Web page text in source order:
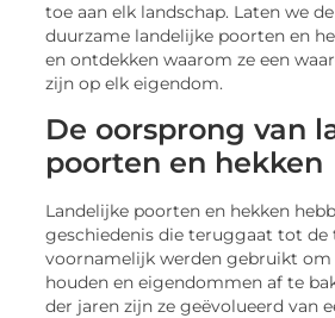
toe aan elk landschap. Laten we
duurzame landelijke poorten en
en ontdekken waarom ze een
zijn op elk eigendom.
De oorsprong van
poorten en hekken
Landelijke poorten en hekken
geschiedenis die teruggaat tot de
voornamelijk werden gebruikt om
houden en eigendommen af te
der jaren zijn ze geëvolueerd van